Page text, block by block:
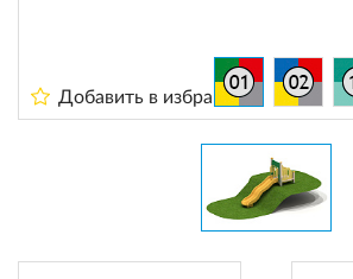
Добавить в избранное